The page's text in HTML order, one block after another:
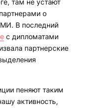
там не устают
о
В последний
с дипломатами
партнерские
пеняют таким
активность,